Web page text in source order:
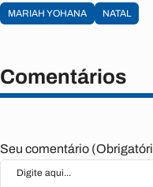
MARIAH YOHANA NATAL
Comentários
Seu comentário